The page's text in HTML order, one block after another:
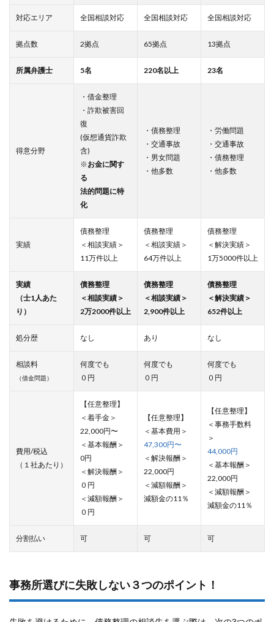
対応エリア 全国相談対応 全国相談対応 全国相談対応
拠点数 2拠点 65拠点 13拠点
所属弁護士 5名 220名以上 23名
得意分野
・借金整理
・詐欺被害回
復
(仮想通貨詐欺
含)
※お金に関す
る
法的問題に特
化
・債務整理
・交通事故
・男女問題
・他多数
・労働問題
・交通事故
・債務整理
・他多数
実績
債務整理
＜相談実績＞
11万件以上
債務整理
＜相談実績＞
64万件以上
債務整理
＜解決実績＞
1万5000件以上
実績
（士1人あた
り）
債務整理
＜相談実績＞
2万2000件以上
債務整理
＜相談実績＞
2,900件以上
債務整理
＜解決実績＞
652件以上
処分歴 なし あり なし
相談料
（借金問題）
何度でも
０円
何度でも
０円
何度でも
０円
費用/税込
（１社あたり）
【任意整理】
＜着手金＞
22,000円〜
＜基本報酬＞
0円
＜解決報酬＞
０円
＜減額報酬＞
０円
【任意整理】
＜基本費用＞
47,300円〜
＜解決報酬＞
22,000円
＜減額報酬＞
減額金の11％
【任意整理】
＜事務手数料
＞
44,000円
＜基本報酬＞
22,000円
＜減額報酬＞
減額金の11％
分割払い 可 可 可
事務所選びに失敗しない３つのポイント！